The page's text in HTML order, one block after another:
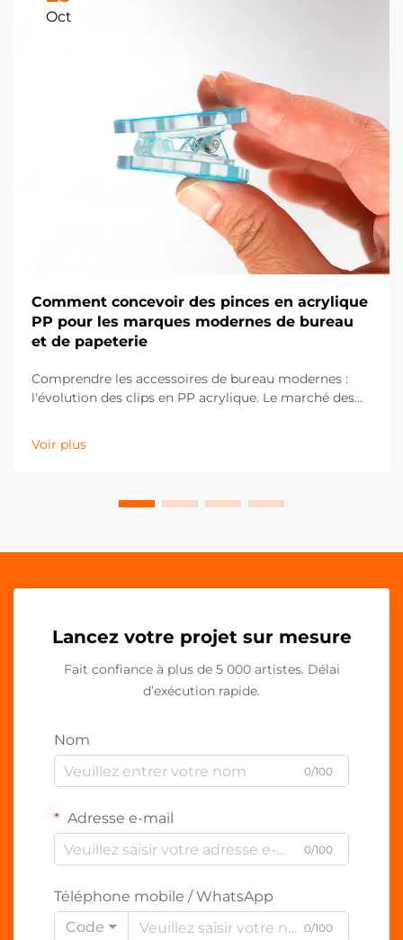
Oct
Comment concevoir des pinces en acrylique
PP pour les marques modernes de bureau
et de papeterie
Comprendre les accessoires de bureau modernes :
l'évolution des clips en PP acrylique. Le marché des
cours de la dernière décennie, les clips en PP
acrylique s'imposant comme un élément essentiel
Voir plus
Lancez votre projet sur mesure
Fait confiance à plus de 5 000 artistes. Délai
d’exécution rapide.
Nom
0/100
Adresse e-mail
0/100
Téléphone mobile / WhatsApp
Code
0/100